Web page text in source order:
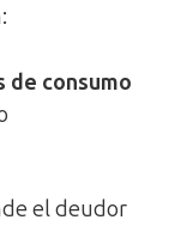
de consumo
el deudor